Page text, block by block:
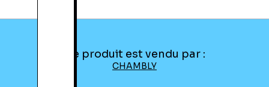
Ce produit est vendu par :
CHAMBLY